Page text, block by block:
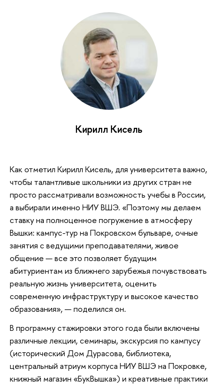
Кирилл Кисель
Как отметил Кирилл Кисель, для университета важно,
чтобы талантливые школьники из других стран не
просто рассматривали возможность учебы в России,
а выбирали именно НИУ ВШЭ. «Поэтому мы делаем
ставку на полноценное погружение в атмосферу
Вышки: кампус-тур на Покровском бульваре, очные
занятия с ведущими преподавателями, живое
общение — все это позволяет будущим
абитуриентам из ближнего зарубежья почувствовать
реальную жизнь университета, оценить
современную инфраструктуру и высокое качество
образования», — поделился он.
В программу стажировки этого года были включены
различные лекции, семинары, экскурсия по кампусу
(исторический Дом Дурасова, библиотека,
центральный атриум корпуса НИУ ВШЭ на Покровке,
книжный магазин «БукВышка») и креативные практики